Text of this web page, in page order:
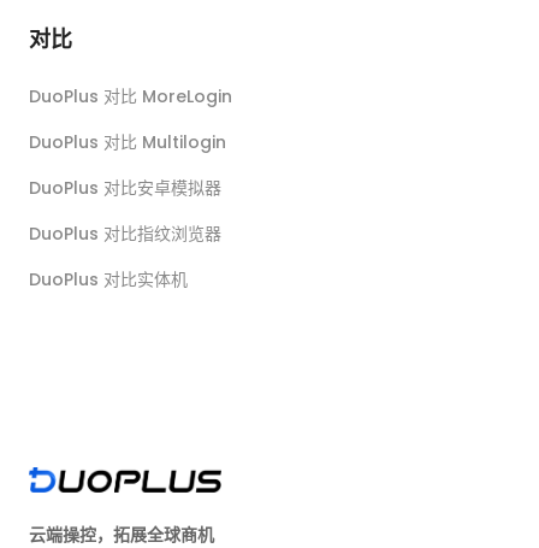
对比
DuoPlus 对比 MoreLogin
DuoPlus 对比 Multilogin
DuoPlus 对比安卓模拟器
DuoPlus 对比指纹浏览器
DuoPlus 对比实体机
云端操控，拓展全球商机